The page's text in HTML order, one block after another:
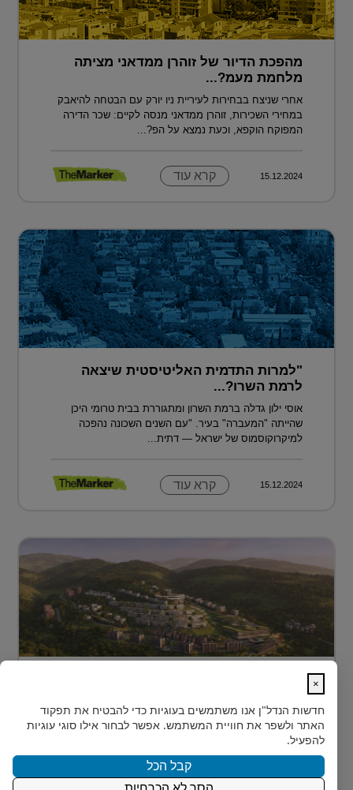
מהפכת הדיור של זוהרן ממדאני מציתה
מלחמת מעמ?...
אחרי שניצח בבחירות לעיריית ניו יורק עם הבטחה להיאבק
במחירי השכירות, זוהרן ממדאני מנסה לקיים: שכר הדירה
המפוקח הוקפא, וכעת נמצא על הפ?...
15.12.2024 קרא עוד
"למרות התדמית האליטיסטית שיצאה
לרמת השרו?...
אוסי ילון גדלה ברמת השרון ומתגוררת בבית טרומי היכן
שהייתה "המעברה" בעיר. "עם השנים השכונה נהפכה
למיקרוקוסמוס של ישראל — דתית...
15.12.2024 קרא עוד
בלב טביליסי, בין השכונות המבוקשות Vake וSaburtalo, כ-2
ק"מ בלבד מהאוניברסיטה של העיר, מוקם TBILISI
ACRES - פ...
×
חדשות הנדל"ן אנו משתמשים בעוגיות כדי להבטיח את תפקוד
האתר ולשפר את חוויית המשתמש. אפשר לבחור אילו סוגי עוגיות
להפעיל.
קבל הכל